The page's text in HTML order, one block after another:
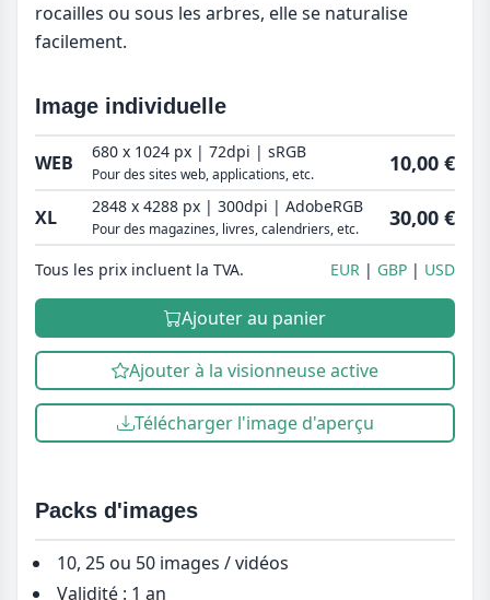
rocailles ou sous les arbres, elle se naturalise
facilement.
Image individuelle
WEB 680 x 1024 px | 72dpi | sRGB
Pour des sites web, applications, etc. 10,00 €
XL 2848 x 4288 px | 300dpi | AdobeRGB
Pour des magazines, livres, calendriers, etc. 30,00 €
Tous les prix incluent la TVA. EUR GBP USD
Ajouter au panier
Ajouter à la visionneuse active
Télécharger l'image d'aperçu
Packs d'images
10, 25 ou 50 images / vidéos
Validité : 1 an